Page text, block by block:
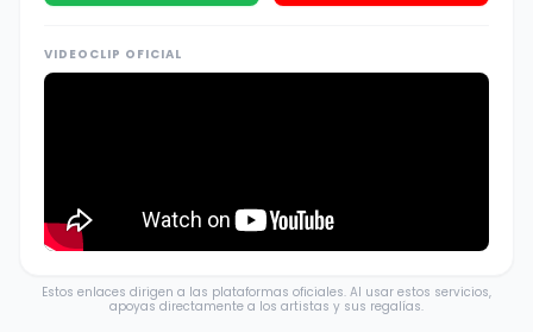
VIDEOCLIP OFICIAL
Estos enlaces dirigen a las plataformas oficiales. Al usar estos servicios,
apoyas directamente a los artistas y sus regalías.